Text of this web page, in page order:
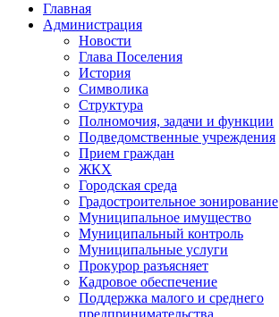
Главная
Администрация
Новости
Глава Поселения
История
Символика
Структура
Полномочия, задачи и функции
Подведомственные учреждения
Прием граждан
ЖКХ
Городская среда
Градостроительное зонирование
Муниципальное имущество
Муниципальный контроль
Муниципальные услуги
Прокурор разъясняет
Кадровое обеспечение
Поддержка малого и среднего
предпринимательства